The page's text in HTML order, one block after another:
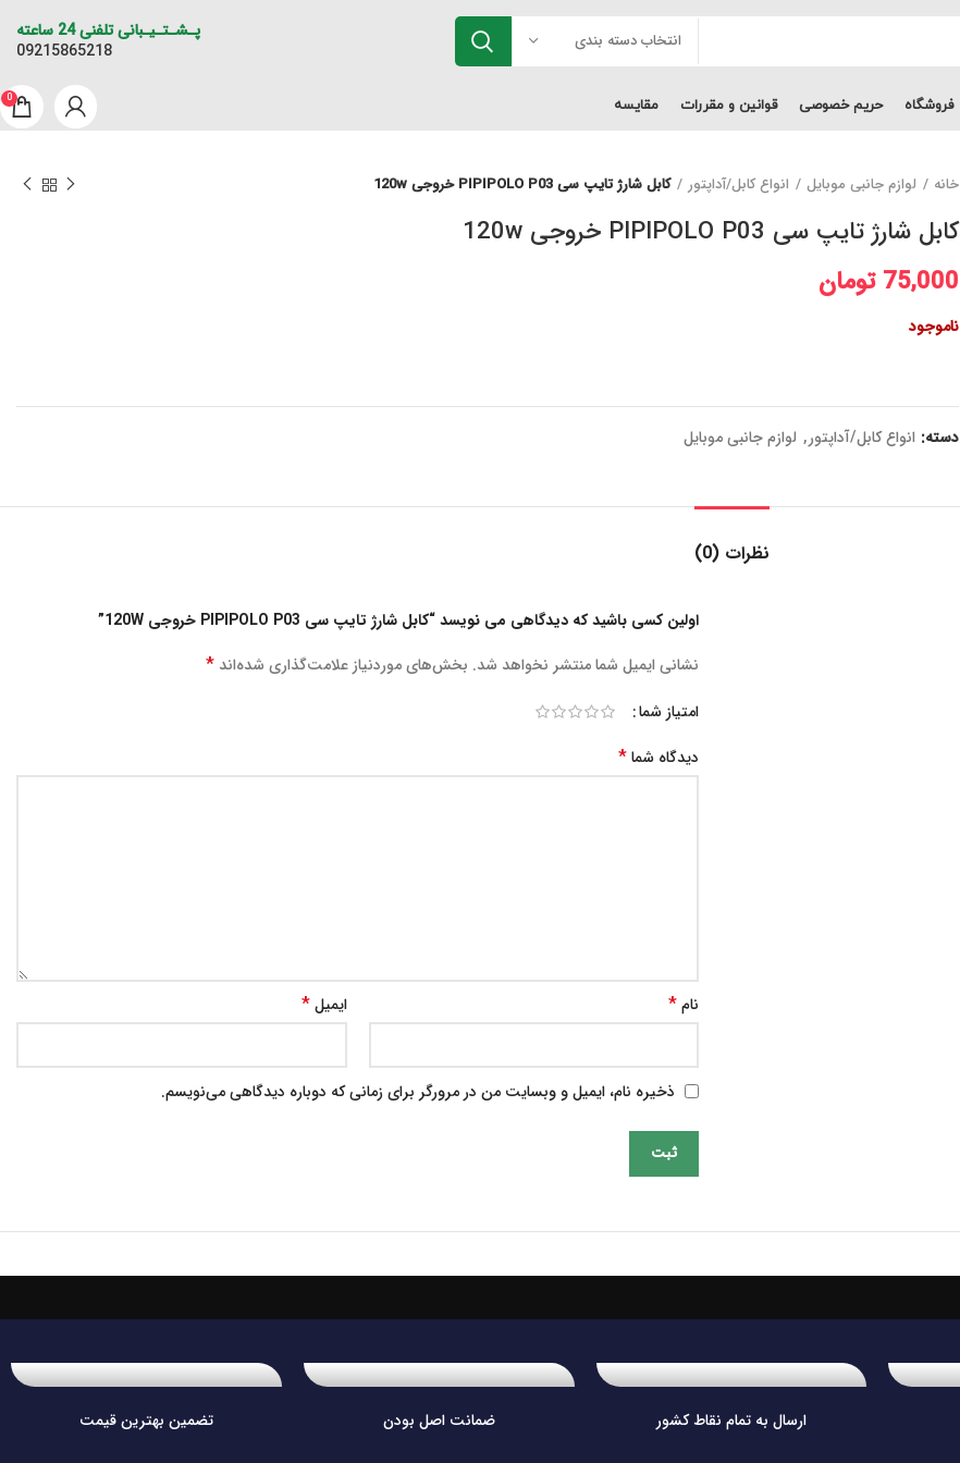
انتخاب دسته بندی
پـشـتـیـبانی تلفنی 24 ساعته
09215865218
فروشگاه حریم خصوصی قوانین و مقررات مقایسه 0
خانه
لوازم جانبی موبایل انواع کابل/آداپتور کابل شارژ تایپ سی PIPIPOLO P03 خروجی 120w
کابل شارژ تایپ سی PIPIPOLO P03 خروجی 120w
75,000 تومان
ناموجود
دسته: انواع کابل/آداپتور, لوازم جانبی موبایل
نظرات (0)
اولین کسی باشید که دیدگاهی می نویسد “کابل شارژ تایپ سی PIPIPOLO P03 خروجی 120W”
نشانی ایمیل شما منتشر نخواهد شد. بخش‌های موردنیاز علامت‌گذاری شده‌اند *
امتیاز شما
دیدگاه شما*
نام* ایمیل*
ذخیره نام، ایمیل و وبسایت من در مرورگر برای زمانی که دوباره دیدگاهی می‌نویسم.
ارسال به تمام نقاط کشور ضمانت اصل بودن تضمین بهترین قیمت